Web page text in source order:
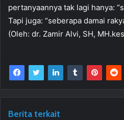
pertanyaannya tak lagi hanya:
Tapi juga: “seberapa damai
(Oleh: dr. Zamir Alvi, SH,
Berita terkait